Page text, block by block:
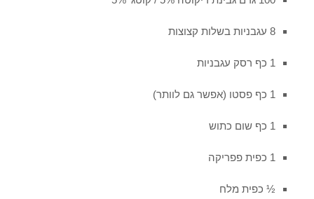
8 עגבניות בשלות קצוצות
1 כף רסק עגבניות
1 כף פסטו (אפשר גם לוותר)
1 כף שום כתוש
1 כפית פפריקה
½ כפית מלח